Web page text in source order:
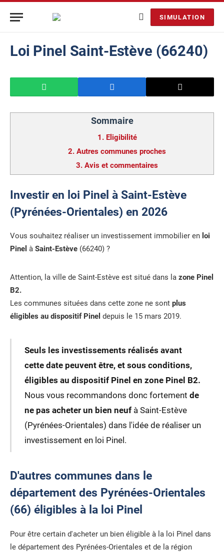
SIMULATION
Loi Pinel Saint-Estève (66240)
Sommaire
1. Eligibilité
2. Autres communes proches
3. Avis et commentaires
Investir en loi Pinel à Saint-Estève
(Pyrénées-Orientales) en 2026
Vous souhaitez réaliser un investissement immobilier en loi
Pinel à Saint-Estève (66240) ?
Attention, la ville de Saint-Estève est situé dans la zone Pinel
B2.
Les communes situées dans cette zone ne sont plus
éligibles au dispositif Pinel depuis le 15 mars 2019.
Seuls les investissements réalisés avant
cette date peuvent être, et sous conditions,
éligibles au dispositif Pinel en zone Pinel B2.
Nous vous recommandons donc fortement de
ne pas acheter un bien neufà Saint-Estève
(Pyrénées-Orientales) dans l'idée de réaliser un
investissement en loi Pinel.
D'autres communes dans le
département des Pyrénées-Orientales
(66) éligibles à la loi Pinel
Pour être certain d'acheter un bien éligible à la loi Pinel dans
le département des Pyrénées-Orientales et de la région